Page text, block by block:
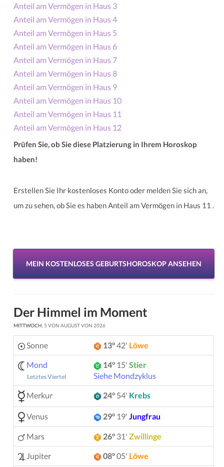
Anteil am Vermögen in Haus 3
Anteil am Vermögen in Haus 4
Anteil am Vermögen in Haus 5
Anteil am Vermögen in Haus 6
Anteil am Vermögen in Haus 7
Anteil am Vermögen in Haus 8
Anteil am Vermögen in Haus 9
Anteil am Vermögen in Haus 10
Anteil am Vermögen in Haus 11
Anteil am Vermögen in Haus 12
Prüfen Sie, ob Sie diese Platzierung in Ihrem Horoskop
haben!
Erstellen Sie Ihr kostenloses Konto oder melden Sie sich an,
um zu sehen, ob Sie es haben Anteil am Vermögen in Haus 11 .
MEIN KOSTENLOSES GEBURTSHOROSKOP ANSEHEN
Der Himmel im Moment
MITTWOCH , 5 VON AUGUST VON 2026
Sonne 13°42' Löwe
Mond
Letztes Viertel
14° 15' Stier
Siehe Mondzyklus
Merkur 24° 54' Krebs
Venus 29° 19' Jungfrau
Mars 26° 31' Zwillinge
Jupiter 08°05' Löwe